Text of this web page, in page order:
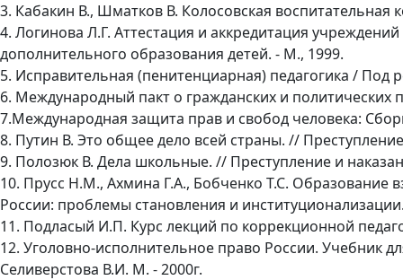
3. Кабакин В., Шматков В. Колосовская воспитательная
4. Логинова Л.Г. Аттестация и аккредитация учреждений
дополнительного образования детей. - М., 1999.
5. Исправительная (пенитенциарная) педагогика / Под
6. Международный пакт о гражданских и политических
7.Международная защита прав и свобод человека:
8. Путин В. Это общее дело всей страны. //
9. Полозюк В. Дела школьные. // Преступление и
10. Прусс Н.М., Ахмина Г.А., Бобченко Т.С. Образование
России: проблемы становления и
11. Подласый И.П. Курс лекций по коррекционной
12. Уголовно-исполнительное право России. Учебник
Селиверстова В.И. М. - 2000г.